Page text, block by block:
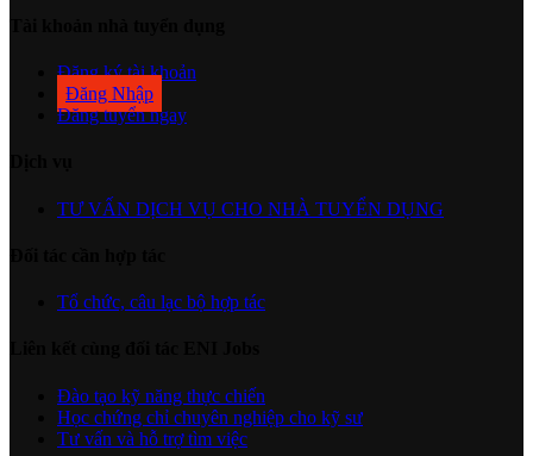
Đăng ký tài khoản
Đăng Nhập
Đăng tuyển ngay
TƯ VẤN DỊCH VỤ CHO NHÀ TUYỂN DỤNG
Tổ chức, câu lạc bộ hợp tác
Đào tạo kỹ năng thực chiến
Học chứng chỉ chuyên nghiệp cho kỹ sư
Tư vấn và hỗ trợ tìm việc